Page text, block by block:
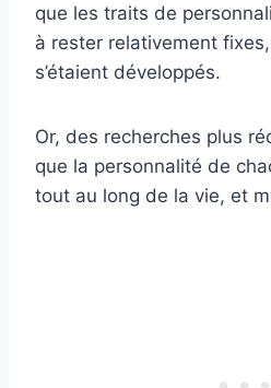
que les traits de
à rester relativement fixes,
s’étaient développés.
Or, des recherches plus
que la personnalité de
tout au long de la vie, et